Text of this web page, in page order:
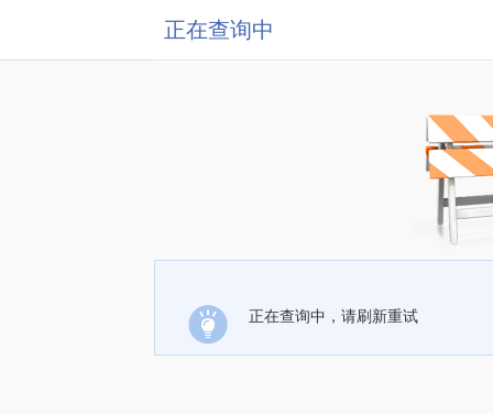
正在查询中
正在查询中，请刷新重试